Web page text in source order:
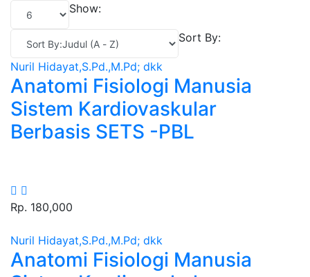
Show:
Sort By:
Nuril Hidayat,S.Pd.,M.Pd; dkk
Anatomi Fisiologi Manusia
Sistem Kardiovaskular
Berbasis SETS -PBL
Rp. 180,000
Nuril Hidayat,S.Pd.,M.Pd; dkk
Anatomi Fisiologi Manusia